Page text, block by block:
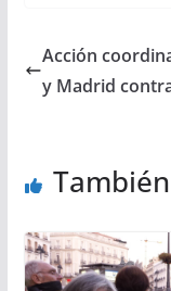
Acción
y Madrid